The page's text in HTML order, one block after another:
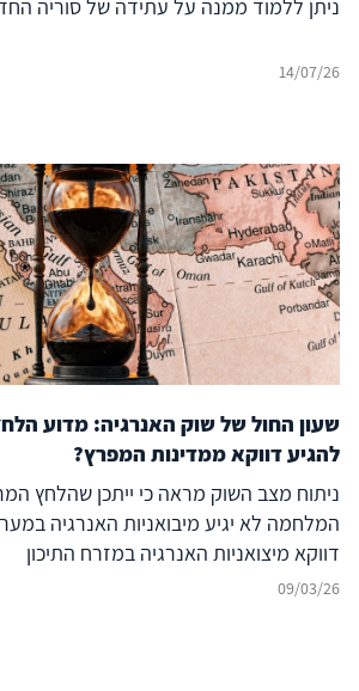
ניתן ללמוד ממנה על עתידה של סוריה
14/07/26
שעון החול של שוק האנרגיה: מדוע
להגיע דווקא ממדינות המפרץ?
ניתוח מצב השוק מראה כי ייתכן שהלחץ
המלחמה לא יגיע מיבואניות האנרגיה
דווקא מיצואניות האנרגיה במזרח התיכון
09/03/26